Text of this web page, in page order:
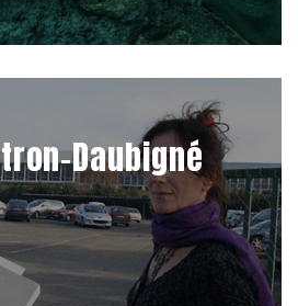
Daubigné